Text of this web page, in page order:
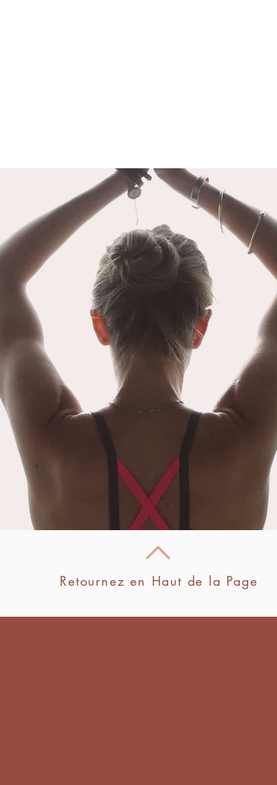
LA DISTORSION PSYCHIQUE
Il est important de rappeler avant de
détailler ce sujet que le mot « Yoga »
signifie « Union ». L’union du yoga
fait référence à l’union de notre
conscience individuelle à la
conscience collective. N
Retournez en Haut de la Page